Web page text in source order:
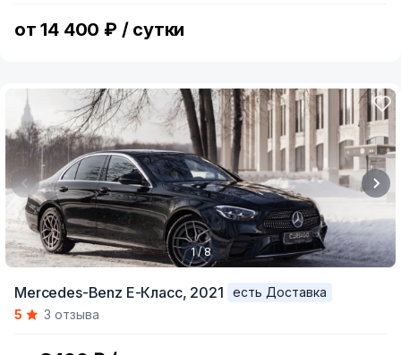
от 14 400 ₽ / сутки
of
1 / 8
Mercedes-Benz E-Класс, 2021
есть Доставка
5
3 отзыва